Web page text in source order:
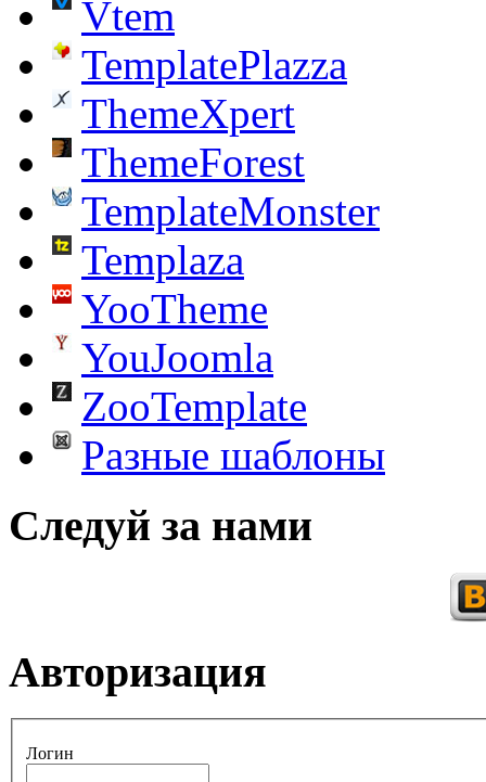
Vtem
TemplatePlazza
ThemeXpert
ThemeForest
TemplateMonster
Templaza
YooTheme
YouJoomla
ZooTemplate
Разные шаблоны
Следуй за нами
Авторизация
Логин